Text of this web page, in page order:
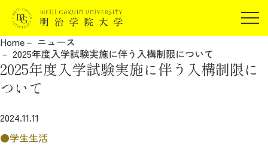
在学生の方
卒業生の方
受験生の方
Home
ニュース
2025年度入学試験実施に伴う入構制限について
2025年度入学試験実施に伴う入構制限に
ついて
2024.11.11
学生生活